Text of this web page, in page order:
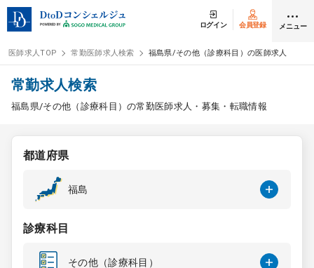
ログイン 会員登録 メニュー
ログイン
医師求人
常勤検索
スポット検索
医師求人TOP 常勤医師求人検索 福島県/その他（診療科目）の医師求人
常勤求人検索
福島県/その他（診療科目）の常勤医師求人・募集・転職情報
都道府県
福島
診療科目
その他（診療科目）